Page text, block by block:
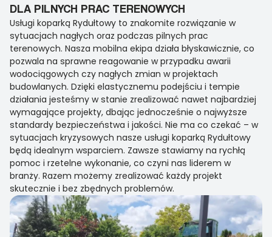
DLA PILNYCH PRAC TERENOWYCH
Usługi koparką Rydułtowy to znakomite rozwiązanie w
sytuacjach nagłych oraz podczas pilnych prac
terenowych. Nasza mobilna ekipa działa błyskawicznie, co
pozwala na sprawne reagowanie w przypadku awarii
wodociągowych czy nagłych zmian w projektach
budowlanych. Dzięki elastycznemu podejściu i tempie
działania jesteśmy w stanie zrealizować nawet najbardziej
wymagające projekty, dbając jednocześnie o najwyższe
standardy bezpieczeństwa i jakości. Nie ma co czekać – w
sytuacjach kryzysowych nasze usługi koparką Rydułtowy
będą idealnym wsparciem. Zawsze stawiamy na rychłą
pomoc i rzetelne wykonanie, co czyni nas liderem w
branży. Razem możemy zrealizować każdy projekt
skutecznie i bez zbędnych problemów.